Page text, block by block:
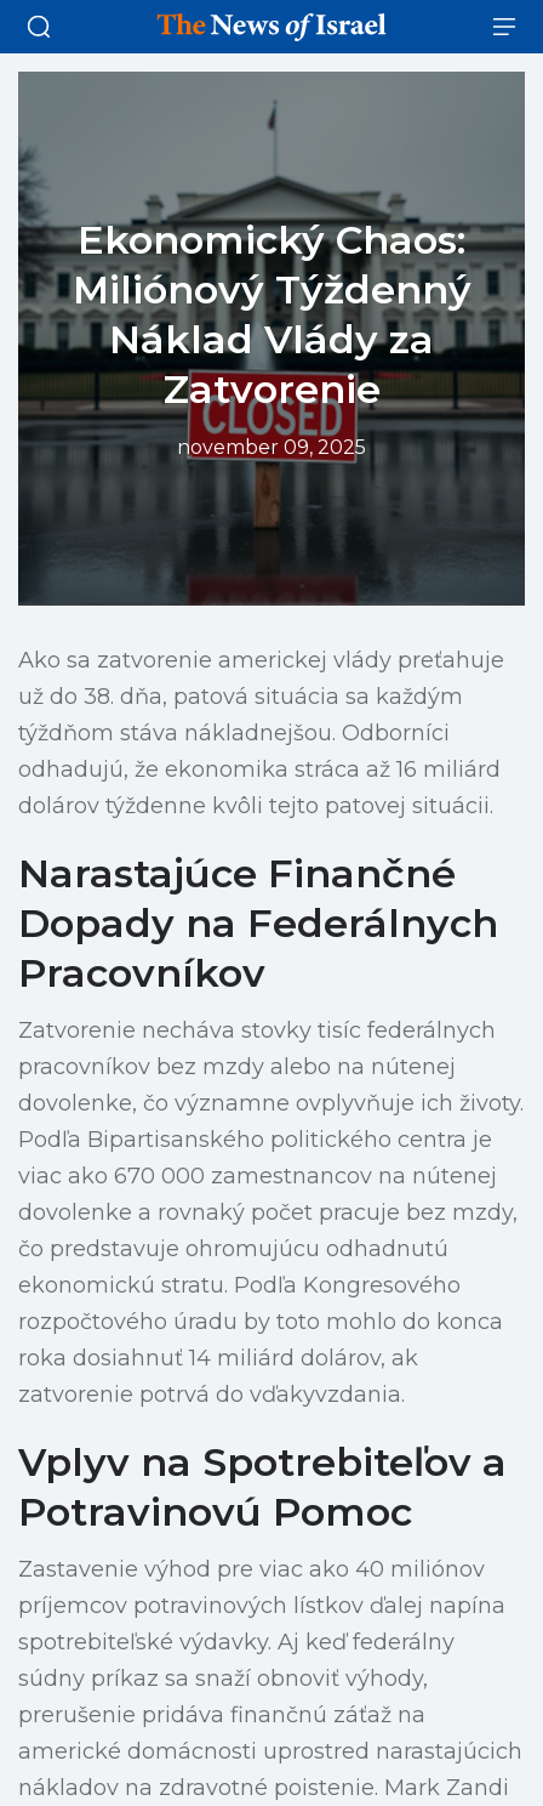
Ekonomický Chaos:
Miliónový Týždenný
Náklad Vlády za
Zatvorenie
november 09, 2025
Ako sa zatvorenie americkej vlády preťahuje
už do 38. dňa, patová situácia sa každým
týždňom stáva nákladnejšou. Odborníci
odhadujú, že ekonomika stráca až 16 miliárd
dolárov týždenne kvôli tejto patovej situácii.
Narastajúce Finančné
Dopady na Federálnych
Pracovníkov
Zatvorenie necháva stovky tisíc federálnych
pracovníkov bez mzdy alebo na nútenej
dovolenke, čo významne ovplyvňuje ich životy.
Podľa Bipartisanského politického centra je
viac ako 670 000 zamestnancov na nútenej
dovolenke a rovnaký počet pracuje bez mzdy,
čo predstavuje ohromujúcu odhadnutú
ekonomickú stratu. Podľa Kongresového
rozpočtového úradu by toto mohlo do konca
roka dosiahnuť 14 miliárd dolárov, ak
zatvorenie potrvá do vďakyvzdania.
Vplyv na Spotrebiteľov a
Potravinovú Pomoc
Zastavenie výhod pre viac ako 40 miliónov
príjemcov potravinových lístkov ďalej napína
spotrebiteľské výdavky. Aj keď federálny
súdny príkaz sa snaží obnoviť výhody,
prerušenie pridáva finančnú záťaž na
americké domácnosti uprostred narastajúcich
nákladov na zdravotné poistenie. Mark Zandi